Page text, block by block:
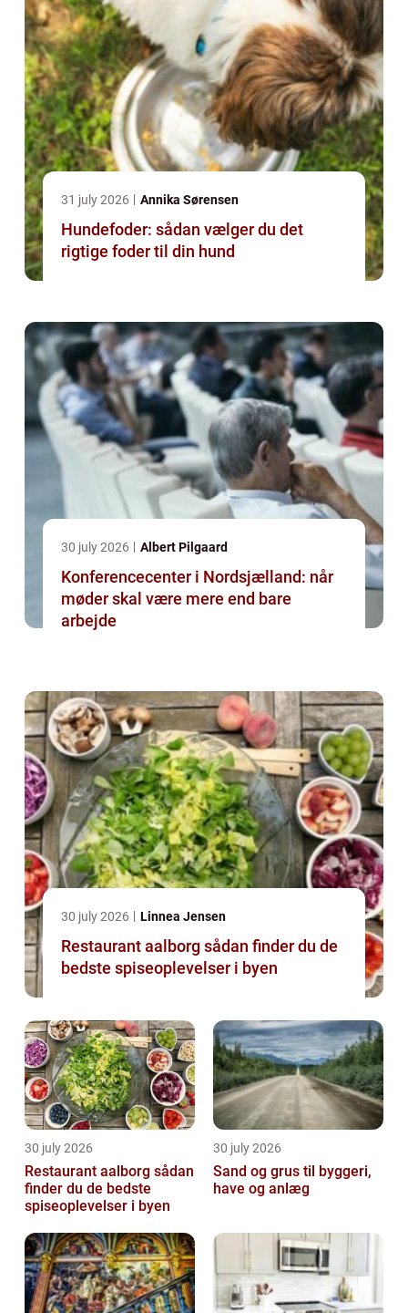
31 july 2026 Annika Sørensen
Hundefoder: sådan vælger du det
rigtige foder til din hund
30 july 2026 Albert Pilgaard
Konferencecenter i Nordsjælland: når
møder skal være mere end bare
arbejde
30 july 2026 Linnea Jensen
Restaurant aalborg sådan finder du de
bedste spiseoplevelser i byen
30 july 2026
Restaurant aalborg sådan
finder du de bedste
spiseoplevelser i byen
30 july 2026
Sand og grus til byggeri,
have og anlæg